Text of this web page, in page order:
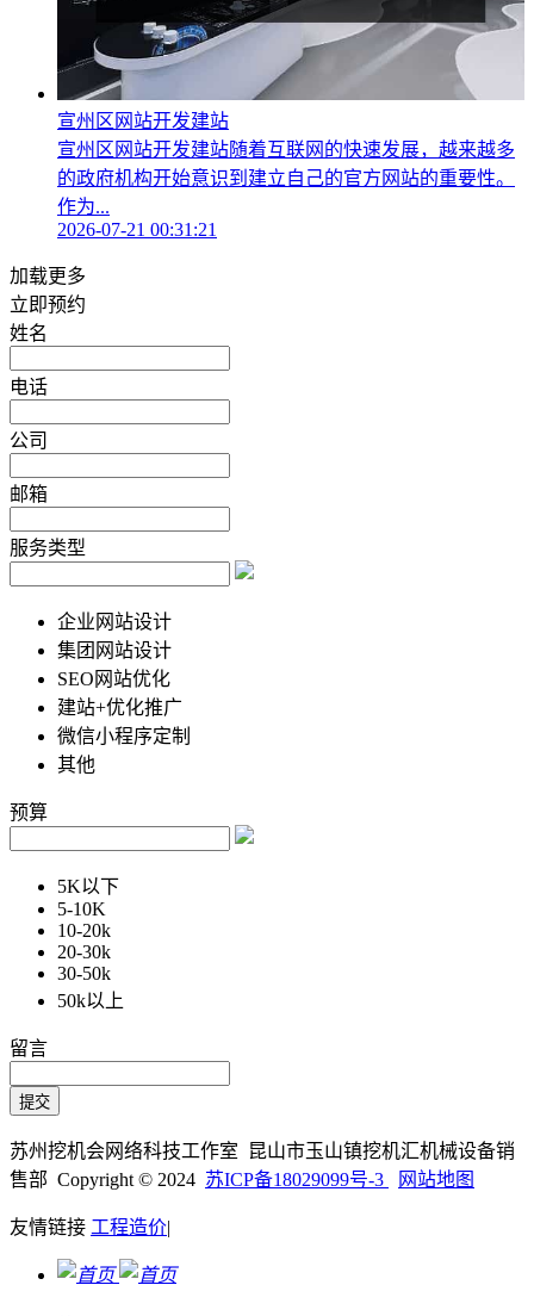
宣州区网站开发建站
宣州区网站开发建站随着互联网的快速发展，越来越多
的政府机构开始意识到建立自己的官方网站的重要性。
作为...
2026-07-21 00:31:21
加载更多
立即预约
姓名
电话
公司
邮箱
服务类型
企业网站设计
集团网站设计
SEO网站优化
建站+优化推广
微信小程序定制
其他
预算
5K以下
5-10K
10-20k
20-30k
30-50k
50k以上
留言
苏州挖机会网络科技工作室 昆山市玉山镇挖机汇机械设备销
售部 Copyright © 2024 苏ICP备18029099号-3 网站地图
友情链接 工程造价|